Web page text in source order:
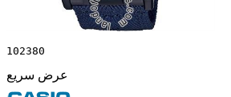
102380
عرض سريع